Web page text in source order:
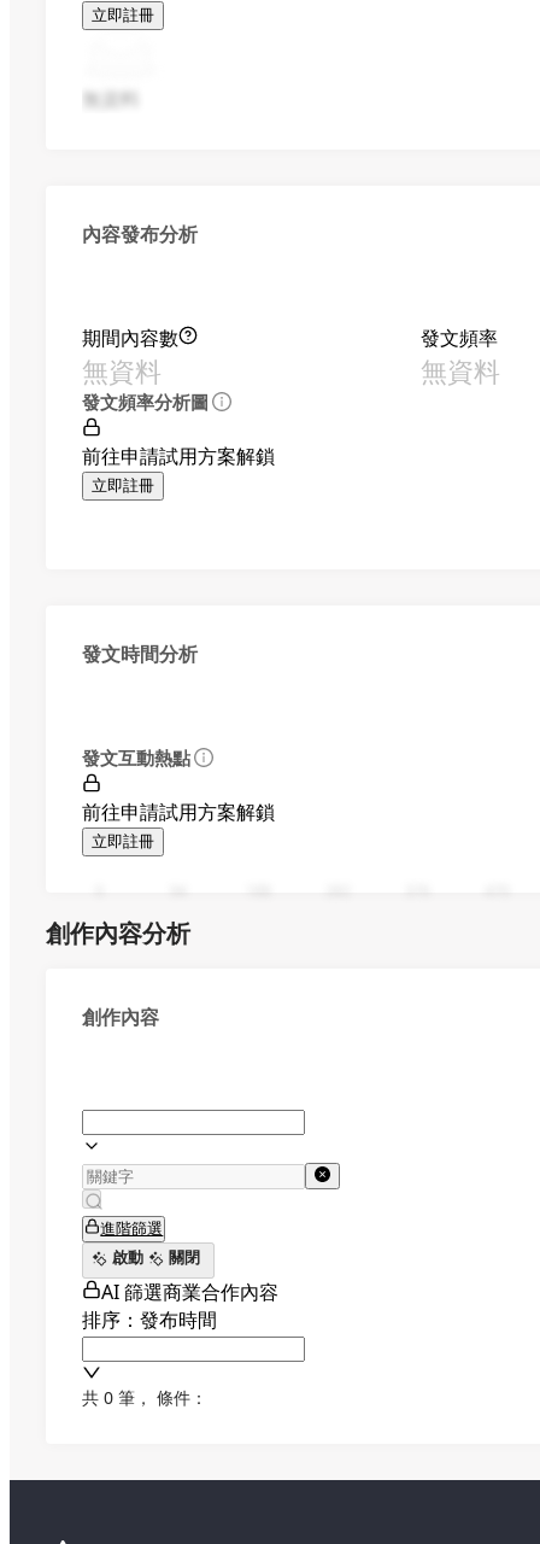
立即註冊
無資料
內容發布分析
期間內容數
無資料
發文頻率
無資料
發文頻率分析圖
前往申請試用方案解鎖
立即註冊
發文時間分析
發文互動熱點
前往申請試用方案解鎖
立即註冊
創作內容分析
創作內容
進階篩選
啟動
關閉
AI 篩選商業合作內容
排序：發布時間
共 0 筆 ， 條件：